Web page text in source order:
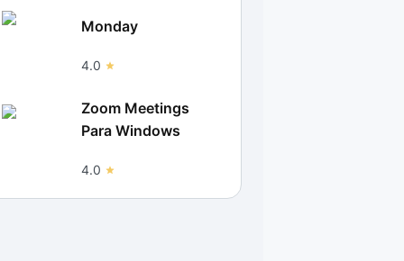
Monday
4.0
Zoom Meetings
Para Windows
4.0